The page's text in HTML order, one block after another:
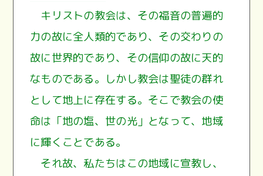
キリストの教会は、その福音の普遍的
力の故に全人類的であり、その交わりの
故に世界的であり、その信仰の故に天的
なものである。しかし教会は聖徒の群れ
として地上に存在する。そこで教会の使
命は「地の塩、世の光」となって、地域
に輝くことである。
それ故、私たちはこの地域に宣教し、